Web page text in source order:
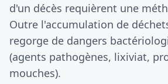
d'un décès requièrent une
Outre l'accumulation de
regorge de dangers
(agents pathogènes, lixiviat,
mouches).